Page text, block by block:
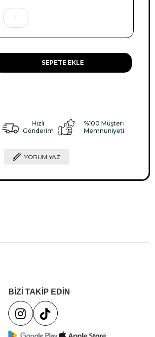
L
Hızlı
Gönderim
%100 Müşteri
Memnuniyeti
YORUM YAZ
BİZİ TAKİP EDİN